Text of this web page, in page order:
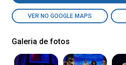
VER NO GOOGLE MAPS
Galeria de fotos